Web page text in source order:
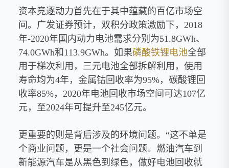
资本竞逐动力首先在于其中蕴藏的百亿市场空
间。广发证券预计，双积分政策激励下，2018
年-2020年国内动力电池需求分别为51.8GWh、
74.0GWh和113.9GWh。如果磷酸铁锂电池全部
用于梯次利用，三元电池全部拆解利用，使用
寿命均为4年，金属钴回收率为95%，碳酸锂回
收率85%，2020年电池回收市场空间可达107亿
元，至2024年可提升至245亿元。
更重要的则是背后涉及的环境问题。“这不单是
个商业问题，更是一个社会问题。燃油汽车到
新能源汽车是从黑色到绿色，做好电池回收就